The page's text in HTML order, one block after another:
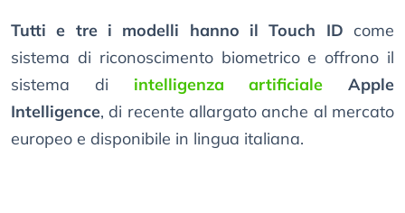
Tutti e tre i modelli hanno il Touch ID come
sistema di riconoscimento biometrico e offrono il
sistema di intelligenza artificiale
Apple
Intelligence, di recente allargato anche al mercato
europeo e disponibile in lingua italiana.